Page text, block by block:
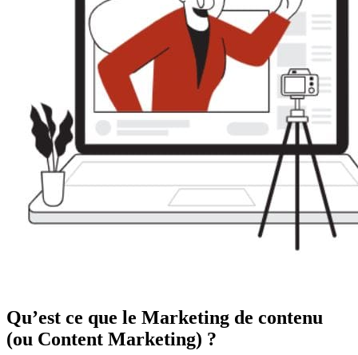
Qu’est ce que le Marketing de contenu
(ou Content Marketing) ?